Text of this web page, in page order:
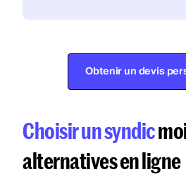
Obtenir un devis
Choisir un syndic
alternatives en ligne